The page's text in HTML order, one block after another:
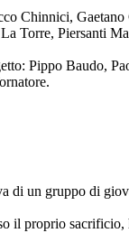
Chinnici,
Torre, Piersanti
Pippo Baudo,
di un gruppo di
il proprio